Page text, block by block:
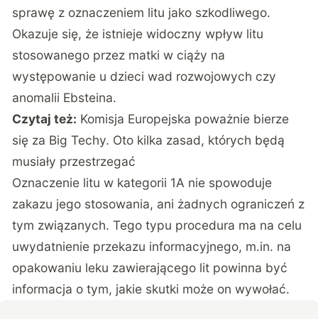
sprawę z oznaczeniem litu jako szkodliwego.
Okazuje się, że istnieje widoczny wpływ litu
stosowanego przez matki w ciąży na
występowanie u dzieci wad rozwojowych czy
anomalii Ebsteina.
Czytaj też: Komisja Europejska poważnie bierze
się za Big Techy. Oto kilka zasad, których będą
musiały przestrzegać
Oznaczenie litu w kategorii 1A nie spowoduje
zakazu jego stosowania, ani żadnych ograniczeń z
tym związanych. Tego typu procedura ma na celu
uwydatnienie przekazu informacyjnego, m.in. na
opakowaniu leku zawierającego lit powinna być
informacja o tym, jakie skutki może on wywołać.